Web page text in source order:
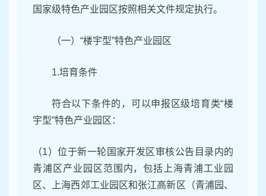
国家级特色产业园区按照相关文件规定执行。
（一）“楼宇型”特色产业园区
1.培育条件
符合以下条件的，可以申报区级培育类“楼
宇型”特色产业园区：
（1）位于新一轮国家开发区审核公告目录内的
青浦区产业园区范围内，包括上海青浦工业园
区、上海西郊工业园区和张江高新区（青浦园、